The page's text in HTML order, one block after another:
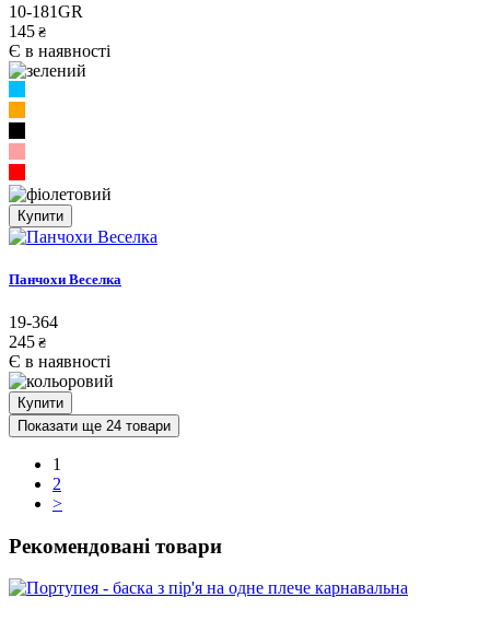
10-181GR
145 ₴
Є в наявності
Купити
Панчохи Веселка
19-364
245 ₴
Є в наявності
Купити
Показати ще 24 товари
1
2
>
Рекомендовані товари